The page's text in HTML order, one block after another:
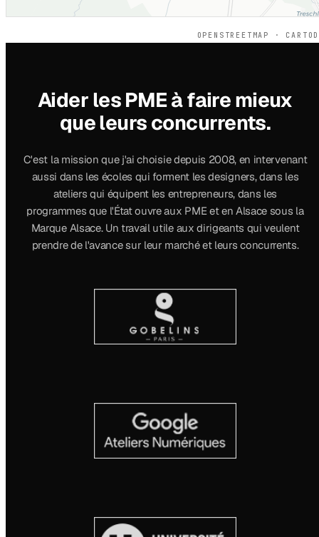
OPENSTREETMAP ·
Aider les PME à faire mieux
que leurs concurrents.
C'est la mission que j'ai choisie depuis 2008, en intervenant
aussi dans les écoles qui forment les designers, dans les
ateliers qui équipent les entrepreneurs, dans les
programmes que l'État ouvre aux PME et en Alsace sous la
Marque Alsace. Un travail utile aux dirigeants qui veulent
prendre de l'avance sur leur marché et leurs concurrents.